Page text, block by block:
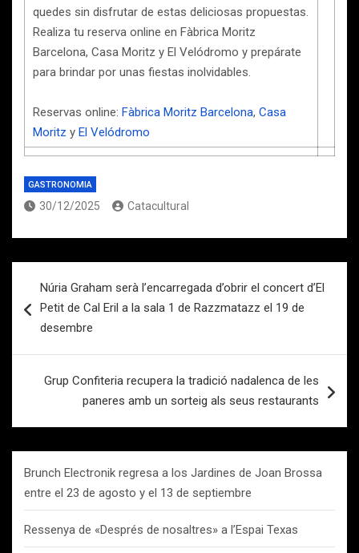
quedes sin disfrutar de estas deliciosas propuestas.
Realiza tu reserva online en Fàbrica Moritz
Barcelona, Casa Moritz y El Velódromo y prepárate
para brindar por unas fiestas inolvidables.
Reservas online: Fàbrica Moritz Barcelona, Casa
Moritz y El Velódromo
GASTRONOMIA
30/12/2025 Catacultural
de
entradas
Núria Graham serà l’encarregada d’obrir el concert d’El
Petit de Cal Eril a la sala 1 de Razzmatazz el 19 de
desembre
Grup Confiteria recupera la tradició nadalenca de les
paneres amb un sorteig als seus restaurants
Brunch Electronik regresa a los Jardines de Joan Brossa
entre el 23 de agosto y el 13 de septiembre
Ressenya de «Després de nosaltres» a l’Espai Texas